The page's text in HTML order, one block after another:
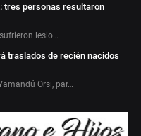
tres personas resultaron
lesio…
traslados de recién nacidos
Orsi, par…